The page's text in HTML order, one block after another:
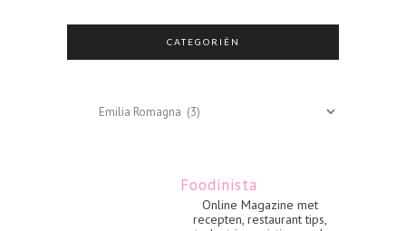
CATEGORIËN
Categoriën
Foodinista
Online Magazine met
recepten, restaurant tips,